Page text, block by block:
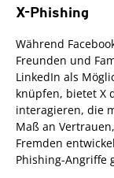
X-Phishing
Während
Freunden und
LinkedIn als
knüpfen, bietet X
interagieren, die
Maß an
Fremden
Phishing-Angriffe